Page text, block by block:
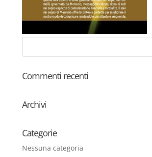
Commenti recenti
Archivi
Categorie
Nessuna categoria